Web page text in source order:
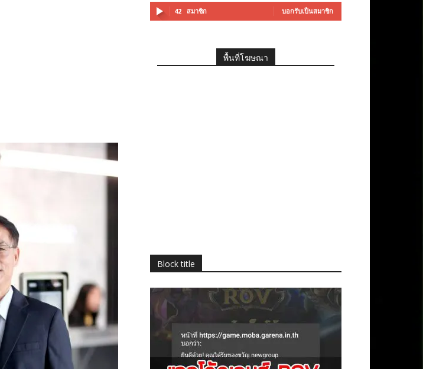
42 สมาชิก บอกรับเป็นสมาชิก
พื้นที่โฆษณา
Block title